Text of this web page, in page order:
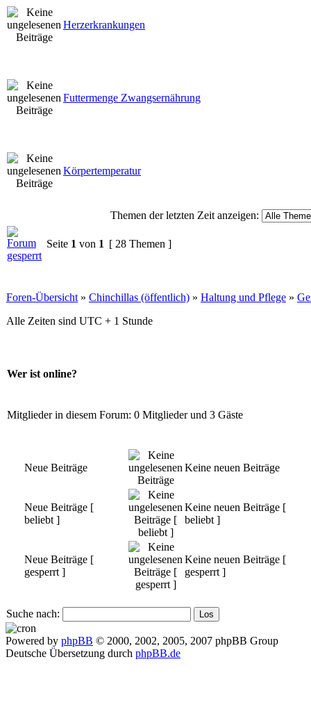
Herzerkrankungen
Futtermenge Zwangsernährung
Körpertemperatur
Themen der letzten Zeit anzeigen:
Seite 1 von 1 [ 28 Themen ]
Foren-Übersicht » Chinchillas (öffentlich) » Haltung und Pflege »
Alle Zeiten sind UTC + 1 Stunde
Wer ist online?
Mitglieder in diesem Forum: 0 Mitglieder und 3 Gäste
Neue Beiträge Keine neuen Beiträge
Neue Beiträge [
beliebt ]
Keine neuen Beiträge [
beliebt ]
Neue Beiträge [
gesperrt ]
Keine neuen Beiträge [
gesperrt ]
Suche nach:
Powered by phpBB © 2000, 2002, 2005, 2007 phpBB Group
Deutsche Übersetzung durch phpBB.de